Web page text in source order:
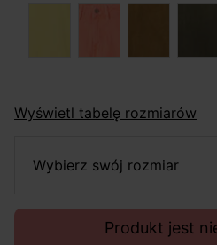
Wyświetl tabelę rozmiarów
wybierz swój rozmiar
Produkt jest